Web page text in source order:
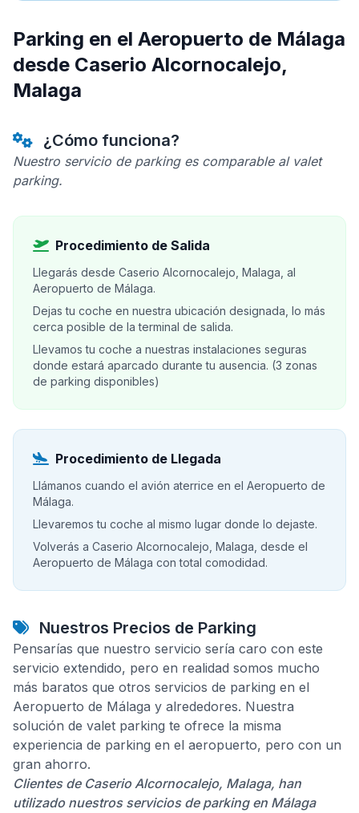
Parking en el Aeropuerto de Málaga
desde Caserio Alcornocalejo,
Malaga
¿Cómo funciona?
Nuestro servicio de parking es comparable al valet
parking.
Procedimiento de Salida
Llegarás desde Caserio Alcornocalejo, Malaga, al
Aeropuerto de Málaga.
Dejas tu coche en nuestra ubicación designada, lo más
cerca posible de la terminal de salida.
Llevamos tu coche a nuestras instalaciones seguras
donde estará aparcado durante tu ausencia. (3 zonas
de parking disponibles)
Procedimiento de Llegada
Llámanos cuando el avión aterrice en el Aeropuerto de
Málaga.
Llevaremos tu coche al mismo lugar donde lo dejaste.
Volverás a Caserio Alcornocalejo, Malaga, desde el
Aeropuerto de Málaga con total comodidad.
Nuestros Precios de Parking
Pensarías que nuestro servicio sería caro con este
servicio extendido, pero en realidad somos mucho
más baratos que otros servicios de parking en el
Aeropuerto de Málaga y alrededores. Nuestra
solución de valet parking te ofrece la misma
experiencia de parking en el aeropuerto, pero con un
gran ahorro.
Clientes de Caserio Alcornocalejo, Malaga, han
utilizado nuestros servicios de parking en Málaga